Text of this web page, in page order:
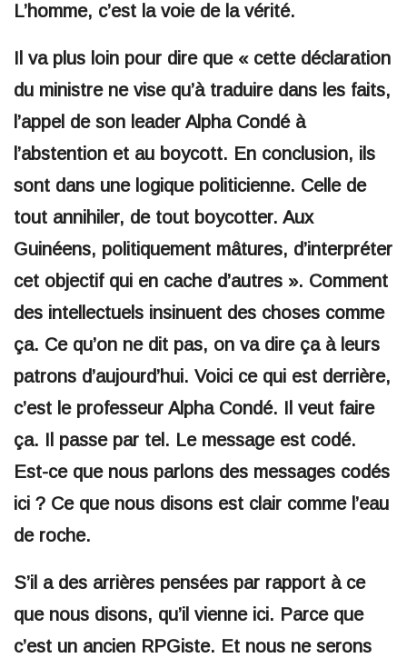
L’homme, c’est la voie de la vérité.
Il va plus loin pour dire que « cette déclaration
du ministre ne vise qu’à traduire dans les faits,
l’appel de son leader Alpha Condé à
l’abstention et au boycott. En conclusion, ils
sont dans une logique politicienne. Celle de
tout annihiler, de tout boycotter. Aux
Guinéens, politiquement mâtures, d’interpréter
cet objectif qui en cache d’autres ». Comment
des intellectuels insinuent des choses comme
ça. Ce qu’on ne dit pas, on va dire ça à leurs
patrons d’aujourd’hui. Voici ce qui est derrière,
c’est le professeur Alpha Condé. Il veut faire
ça. Il passe par tel. Le message est codé.
Est-ce que nous parlons des messages codés
ici ? Ce que nous disons est clair comme l’eau
de roche.
S’il a des arrières pensées par rapport à ce
que nous disons, qu’il vienne ici. Parce que
c’est un ancien RPGiste. Et nous ne serons